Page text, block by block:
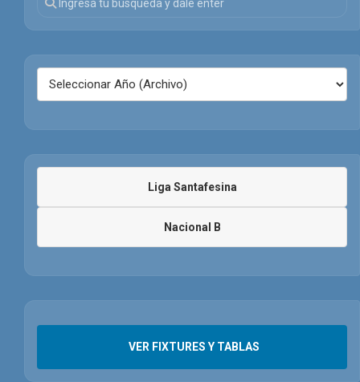
Liga Santafesina
Nacional B
VER FIXTURES Y TABLAS